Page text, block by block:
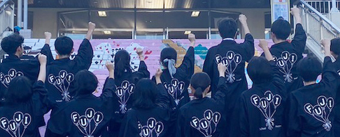
オリジナル法被 オリジナル風呂敷